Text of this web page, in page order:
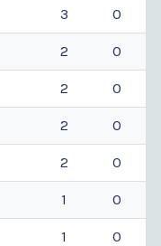
3 0
2 0
2 0
2 0
2 0
1 0
1 0